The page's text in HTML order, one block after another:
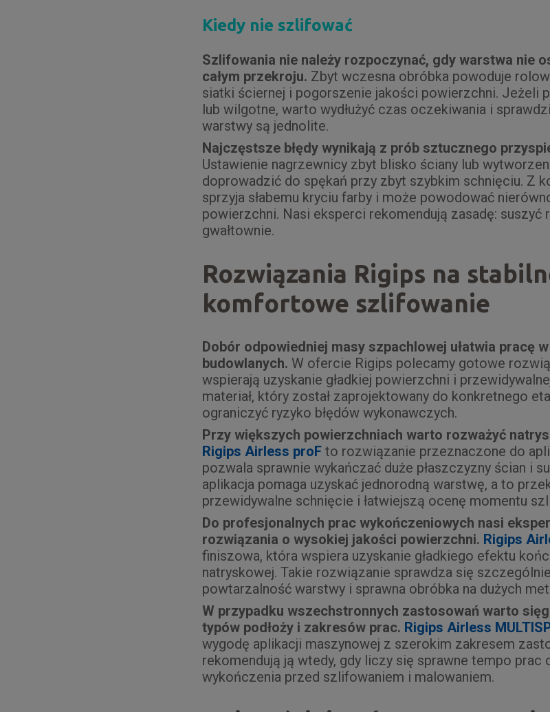
Kiedy nie szlifować
Szlifowania nie należy rozpoczynać, gdy warstwa nie
całym przekroju. Zbyt wczesna obróbka powoduje
siatki ściernej i pogorszenie jakości powierzchni. Jeżeli
lub wilgotne, warto wydłużyć czas oczekiwania i
warstwy są jednolite.
Najczęstsze błędy wynikają z prób sztucznego
Ustawienie nagrzewnicy zbyt blisko ściany lub
doprowadzić do spękań przy zbyt szybkim schnięciu. Z
sprzyja słabemu kryciu farby i może powodować
powierzchni. Nasi eksperci rekomendują zasadę: suszyć
gwałtownie.
Rozwiązania Rigips na
komfortowe szlifowanie
Dobór odpowiedniej masy szpachlowej ułatwia pracę
budowlanych. W ofercie Rigips polecamy gotowe
wspierają uzyskanie gładkiej powierzchni i
materiał, który został zaprojektowany do konkretnego
ograniczyć ryzyko błędów wykonawczych.
Przy większych powierzchniach warto rozważyć
Rigips Airless proF to rozwiązanie przeznaczone do
pozwala sprawnie wykańczać duże płaszczyzny ścian i
aplikacja pomaga uzyskać jednorodną warstwę, a to
przewidywalne schnięcie i łatwiejszą ocenę momentu
Do profesjonalnych prac wykończeniowych nasi
rozwiązania o wysokiej jakości powierzchni. Rigips
finiszowa, która wspiera uzyskanie gładkiego efektu
natryskowej. Takie rozwiązanie sprawdza się
powtarzalność warstwy i sprawna obróbka na dużych
W przypadku wszechstronnych zastosowań warto
typów podłoży i zakresów prac. Rigips Airless
wygodę aplikacji maszynowej z szerokim zakresem
rekomendują ją wtedy, gdy liczy się sprawne tempo prac
wykończenia przed szlifowaniem i malowaniem.